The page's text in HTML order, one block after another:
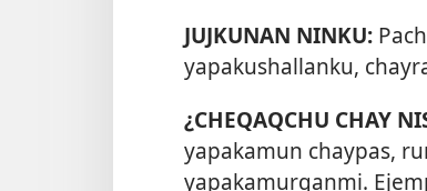
JUJKUNAN NINKU:
yapakushallanku,
¿CHEQAQCHU CHAY
yapakamun chaypas,
yapakamurqanmi.